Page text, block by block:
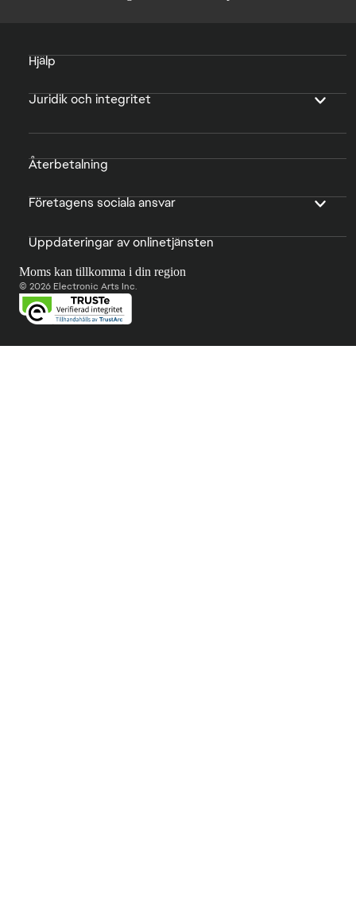
Hjälp
Juridik och integritet
Återbetalning
Företagens sociala ansvar
Uppdateringar av onlinetjänsten
Moms kan tillkomma i din region
© 2026 Electronic Arts Inc.